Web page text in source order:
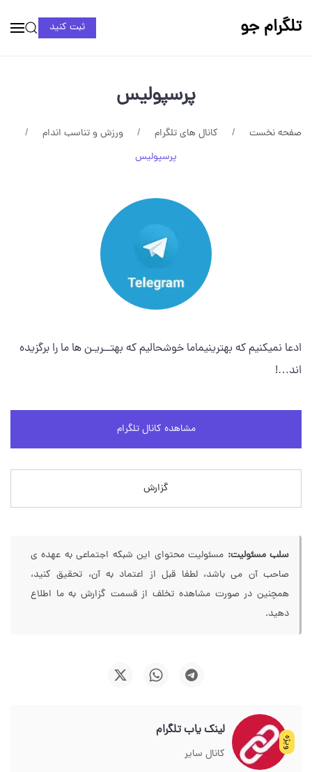
تلگرام جو ثبت کنید
پرسپولیس
صفحه نخست کانال های تلگرام
ورزش و تناسب اندام
پرسپولیس
ادعا نمیکنیم که بهترینیماما خوشحالیم که بهتــریـن ها ما را برگزیده
اند…!
مشاهده کانال تلگرام
گزارش
سلب مسئولیت: مسئولیت محتوای این شبکه اجتماعی به عهده ی
صاحب آن می باشد، لطفا قبل از اعتماد به آن، تحقیق کنید،
همچنین در صورت مشاهده تخلف از قسمت گزارش به ما اطلاع
دهید.
ویژه
لینک یاب تلگرام
کانال سایر